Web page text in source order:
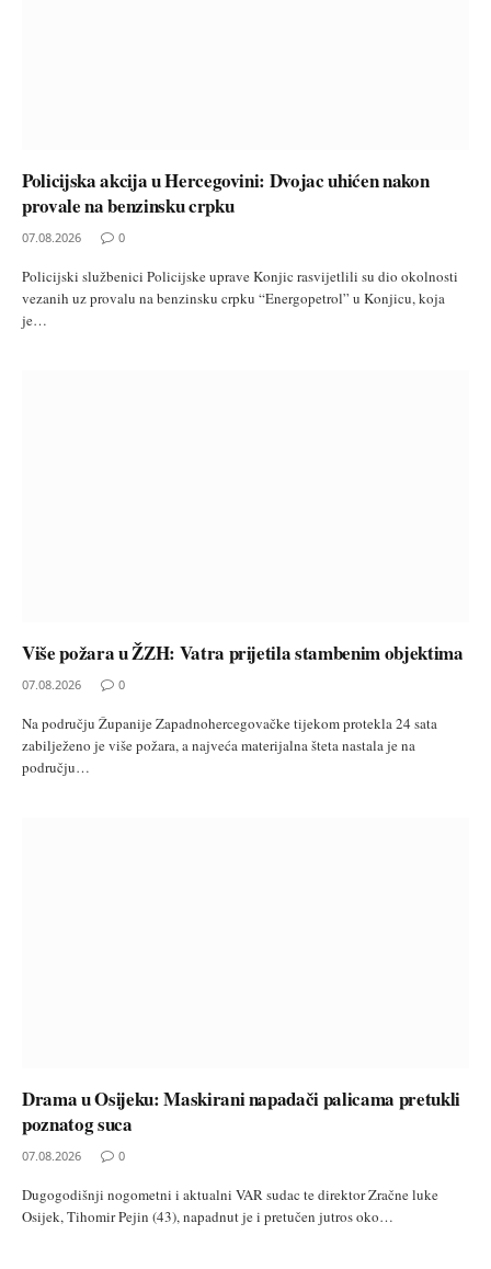
Policijska akcija u Hercegovini: Dvojac uhićen nakon
provale na benzinsku crpku
07.08.2026 0
Policijski službenici Policijske uprave Konjic rasvijetlili su dio okolnosti
vezanih uz provalu na benzinsku crpku “Energopetrol” u Konjicu, koja
je…
Više požara u ŽZH: Vatra prijetila stambenim objektima
07.08.2026 0
Na području Županije Zapadnohercegovačke tijekom protekla 24 sata
zabilježeno je više požara, a najveća materijalna šteta nastala je na
području…
Drama u Osijeku: Maskirani napadači palicama pretukli
poznatog suca
07.08.2026 0
Dugogodišnji nogometni i aktualni VAR sudac te direktor Zračne luke
Osijek, Tihomir Pejin (43), napadnut je i pretučen jutros oko…